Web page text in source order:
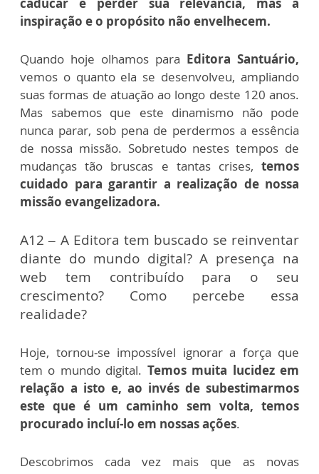
caducar e perder sua relevância, mas a
inspiração e o propósito não envelhecem.
Quando hoje olhamos para Editora Santuário,
vemos o quanto ela se desenvolveu, ampliando
suas formas de atuação ao longo deste 120 anos.
Mas sabemos que este dinamismo não pode
nunca parar, sob pena de perdermos a essência
de nossa missão. Sobretudo nestes tempos de
mudanças tão bruscas e tantas crises, temos
cuidado para garantir a realização de nossa
missão evangelizadora.
A12 – A Editora tem buscado se reinventar
diante do mundo digital? A presença na
web tem contribuído para o seu
crescimento? Como percebe essa
realidade?
Hoje, tornou-se impossível ignorar a força que
tem o mundo digital. Temos muita lucidez em
relação a isto e, ao invés de subestimarmos
este que é um caminho sem volta, temos
procurado incluí-lo em nossas ações.
Descobrimos cada vez mais que as novas